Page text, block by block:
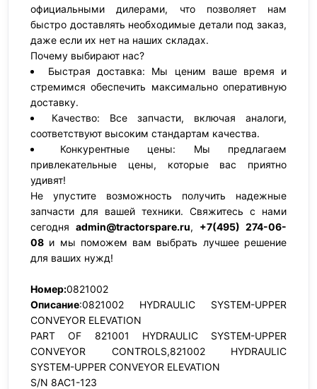
официальными дилерами, что позволяет нам
быстро доставлять необходимые детали под заказ,
даже если их нет на наших складах.
Почему выбирают нас?
Быстрая доставка: Мы ценим ваше время и
стремимся обеспечить максимально оперативную
доставку.
Качество: Все запчасти, включая аналоги,
соответствуют высоким стандартам качества.
Конкурентные цены: Мы предлагаем
привлекательные цены, которые вас приятно
удивят!
Не упустите возможность получить надежные
запчасти для вашей техники. Свяжитесь с нами
сегодня admin@tractorspare.ru, +7(495) 274-06-
08 и мы поможем вам выбрать лучшее решение
для ваших нужд!
Номер:0821002
Описание:0821002 HYDRAULIC SYSTEM-UPPER
CONVEYOR ELEVATION
PART OF 821001 HYDRAULIC SYSTEM-UPPER
CONVEYOR CONTROLS,821002 HYDRAULIC
SYSTEM-UPPER CONVEYOR ELEVATION
S/N 8AC1-123